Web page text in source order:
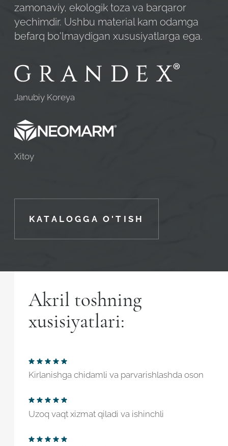
zamonaviy, ekologik toza va barqaror
yechimdir. Ushbu material kam odamga
befarq bo'lmaydigan xususiyatlarga ega.
Janubiy Koreya
Xitoy
KATALOGGA O'TISH
Akril toshning
xusisiyatlari:
Kirlanishga chidamli va parvarishlashda oson
Uzoq vaqt xizmat qiladi va ishinchli
Robot emasligingizni tasdiqlang
ARIZANI YUBORISH
Robot emasligingizni tasdiqlang
YUBORISH